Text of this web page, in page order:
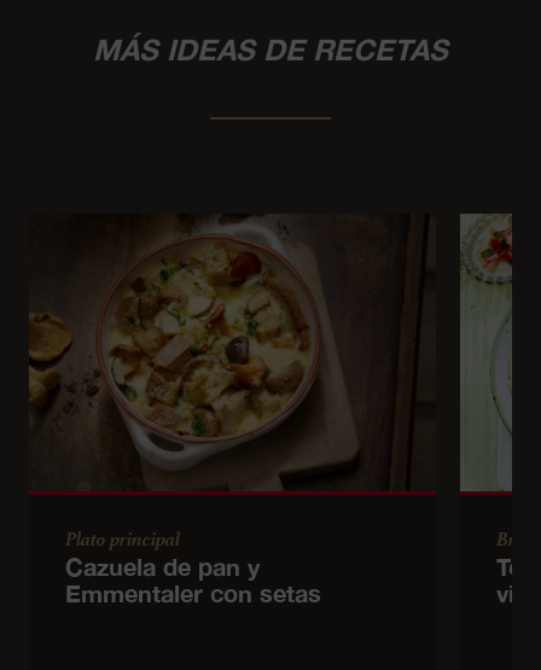
MÁS IDEAS DE RECETAS
Plato principal
Cazuela de pan y
Emmentaler con setas